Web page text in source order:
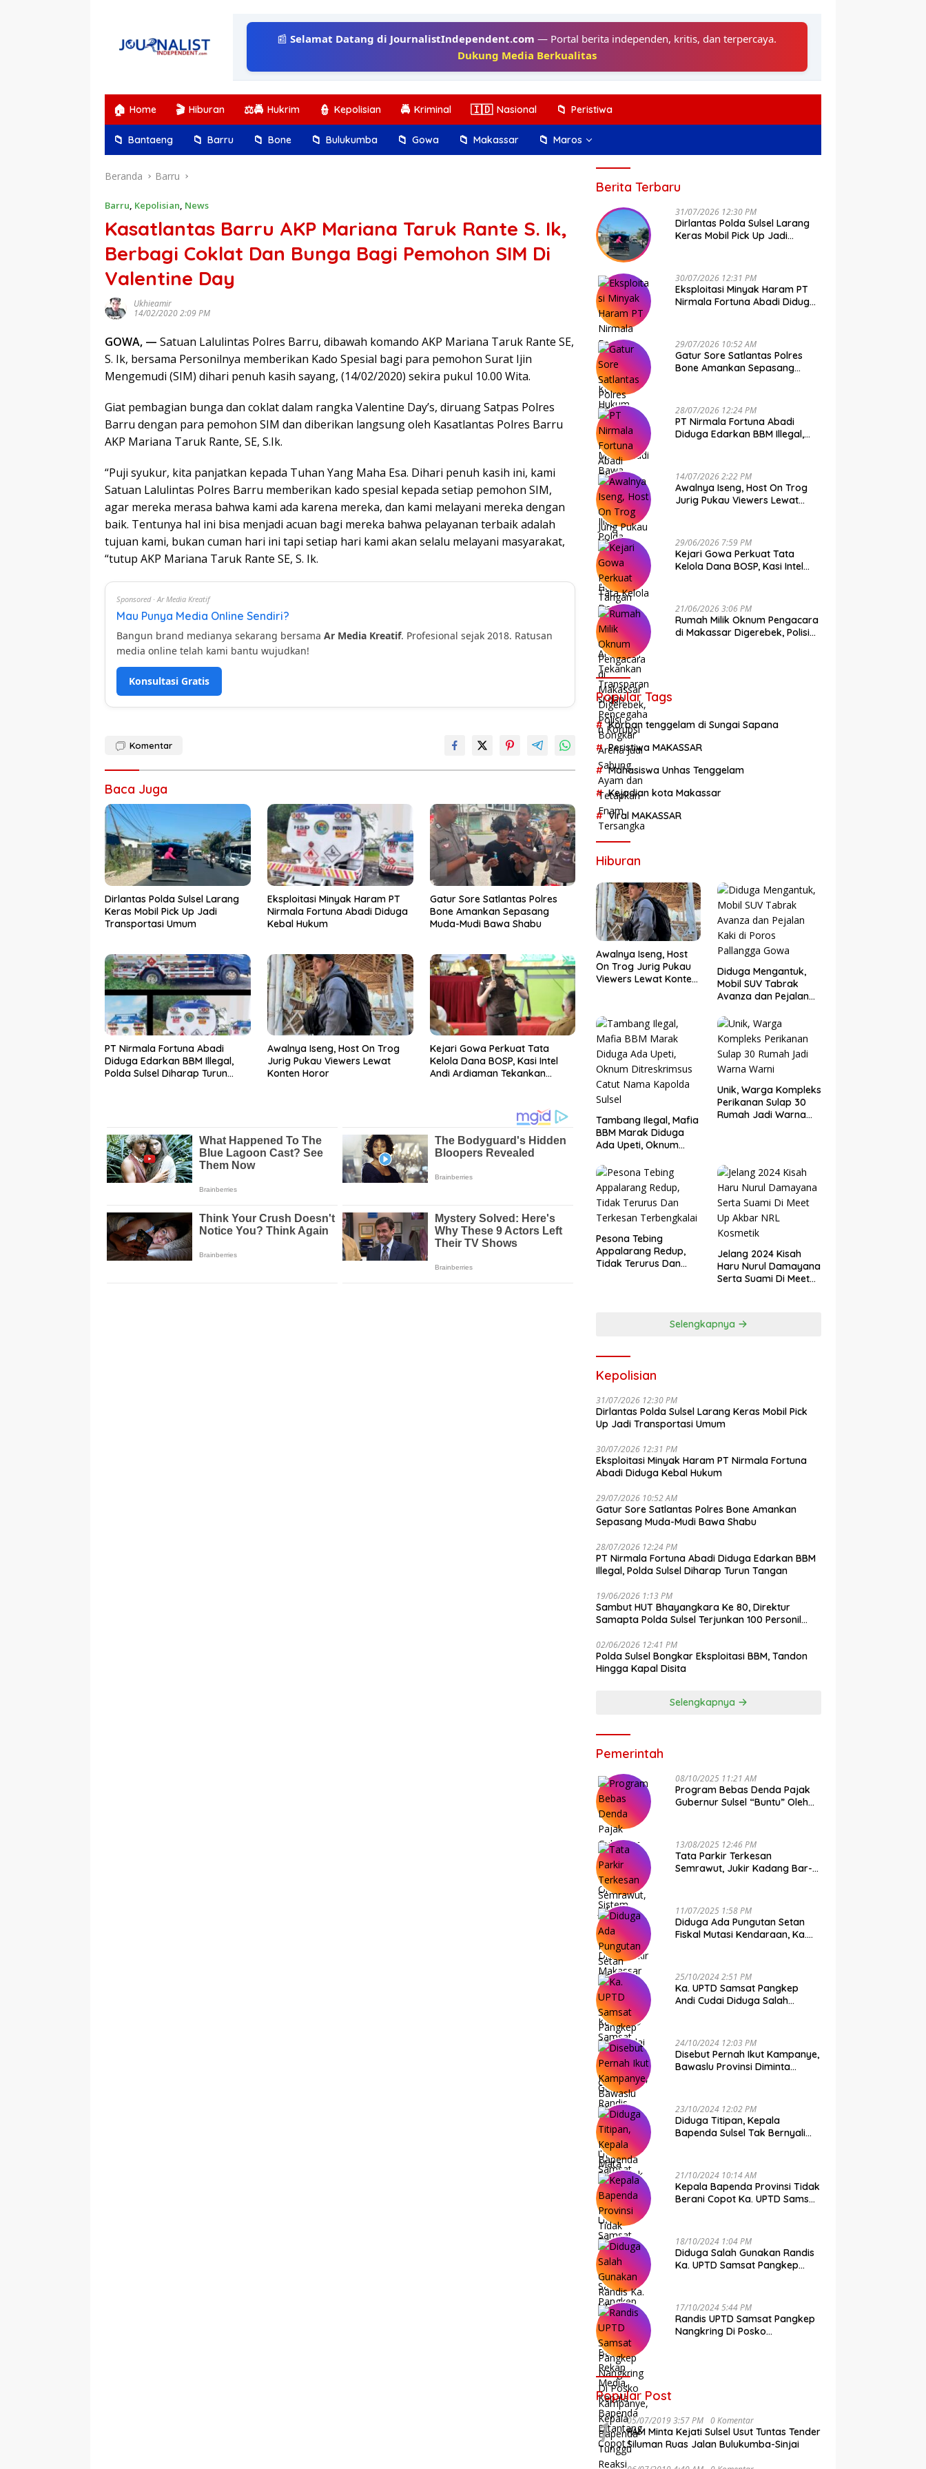
📰Selamat Datang di JournalistIndependent.com — Portal berita independen, kritis, dan terpercaya.
Dukung Media Berkualitas
🏠 Home 🎬 Hiburan ⚖️🚔 Hukrim 👮 Kepolisian 🚔 Kriminal 🇮🇩 Nasional 📁 Peristiwa
📁 Bantaeng 📁 Barru 📁 Bone 📁 Bulukumba 📁 Gowa 📁 Makassar 📁 Maros
Beranda Barru
Barru, Kepolisian, News
Kasatlantas Barru AKP Mariana Taruk Rante S. Ik,
Berbagi Coklat Dan Bunga Bagi Pemohon SIM Di
Valentine Day
Ukhieamir
14/02/2020 2:09 PM
GOWA, — Satuan Lalulintas Polres Barru, dibawah komando AKP Mariana Taruk Rante SE,
S. Ik, bersama Personilnya memberikan Kado Spesial bagi para pemohon Surat Ijin
Mengemudi (SIM) dihari penuh kasih sayang, (14/02/2020) sekira pukul 10.00 Wita.
Giat pembagian bunga dan coklat dalam rangka Valentine Day’s, diruang Satpas Polres
Barru dengan para pemohon SIM dan diberikan langsung oleh Kasatlantas Polres Barru
AKP Mariana Taruk Rante, SE, S.Ik.
“Puji syukur, kita panjatkan kepada Tuhan Yang Maha Esa. Dihari penuh kasih ini, kami
Satuan Lalulintas Polres Barru memberikan kado spesial kepada setiap pemohon SIM,
agar mereka merasa bahwa kami ada karena mereka, dan kami melayani mereka dengan
baik. Tentunya hal ini bisa menjadi acuan bagi mereka bahwa pelayanan terbaik adalah
tujuan kami, bukan cuman hari ini tapi setiap hari kami akan selalu melayani masyarakat,
“tutup AKP Mariana Taruk Rante SE, S. Ik.
Sponsored · Ar Media Kreatif
Mau Punya Media Online Sendiri?
Bangun brand medianya sekarang bersama Ar Media Kreatif. Profesional sejak 2018. Ratusan
media online telah kami bantu wujudkan!
Konsultasi Gratis
Komentar
Baca Juga
Dirlantas Polda Sulsel Larang
Keras Mobil Pick Up Jadi
Transportasi Umum
Eksploitasi Minyak Haram PT
Nirmala Fortuna Abadi Diduga
Kebal Hukum
Gatur Sore Satlantas Polres
Bone Amankan Sepasang
Muda-Mudi Bawa Shabu
PT Nirmala Fortuna Abadi
Diduga Edarkan BBM Illegal,
Polda Sulsel Diharap Turun
Awalnya Iseng, Host On Trog
Jurig Pukau Viewers Lewat
Konten Horor
Kejari Gowa Perkuat Tata
Kelola Dana BOSP, Kasi Intel
Andi Ardiaman Tekankan
Berita Terbaru
31/07/2026 12:30 PM
Dirlantas Polda Sulsel Larang
Keras Mobil Pick Up Jadi
30/07/2026 12:31 PM
Eksploitasi Minyak Haram PT
Nirmala Fortuna Abadi Diduga
29/07/2026 10:52 AM
Gatur Sore Satlantas Polres
Bone Amankan Sepasang
28/07/2026 12:24 PM
PT Nirmala Fortuna Abadi
Diduga Edarkan BBM Illegal,
14/07/2026 2:22 PM
Awalnya Iseng, Host On Trog
Jurig Pukau Viewers Lewat
29/06/2026 7:59 PM
Kejari Gowa Perkuat Tata
Kelola Dana BOSP, Kasi Intel
Korupsi
21/06/2026 3:06 PM
Rumah Milik Oknum Pengacara
di Makassar Digerebek, Polisi
Popular Tags
Korban tenggelam di Sungai Sapana
Peristiwa MAKASSAR
Mahasiswa Unhas Tenggelam
Kejadian kota Makassar
Viral MAKASSAR
Hiburan
Awalnya Iseng, Host
On Trog Jurig Pukau
Viewers Lewat Konten
Diduga Mengantuk,
Mobil SUV Tabrak
Avanza dan Pejalan
Pallangga Gowa
Tambang Ilegal, Mafia
BBM Marak Diduga
Ada Upeti, Oknum
Nama Kapolda Sulsel
Unik, Warga Kompleks
Perikanan Sulap 30
Rumah Jadi Warna
Pesona Tebing
Appalarang Redup,
Tidak Terurus Dan
Jelang 2024 Kisah
Haru Nurul Damayana
Serta Suami Di Meet
Selengkapnya
Kepolisian
31/07/2026 12:30 PM
Dirlantas Polda Sulsel Larang Keras Mobil Pick
Up Jadi Transportasi Umum
30/07/2026 12:31 PM
Eksploitasi Minyak Haram PT Nirmala Fortuna
Abadi Diduga Kebal Hukum
29/07/2026 10:52 AM
Gatur Sore Satlantas Polres Bone Amankan
Sepasang Muda-Mudi Bawa Shabu
28/07/2026 12:24 PM
PT Nirmala Fortuna Abadi Diduga Edarkan BBM
Illegal, Polda Sulsel Diharap Turun Tangan
19/06/2026 1:13 PM
Sambut HUT Bhayangkara Ke 80, Direktur
Samapta Polda Sulsel Terjunkan 100 Personil
02/06/2026 12:41 PM
Polda Sulsel Bongkar Eksploitasi BBM, Tandon
Hingga Kapal Disita
Selengkapnya
Pemerintah
08/10/2025 11:21 AM
Program Bebas Denda Pajak
Gubernur Sulsel “Buntu” Oleh
13/08/2025 12:46 PM
Tata Parkir Terkesan
Semrawut, Jukir Kadang Bar-
11/07/2025 1:58 PM
Diduga Ada Pungutan Setan
Fiskal Mutasi Kendaraan, Ka.
25/10/2024 2:51 PM
Ka. UPTD Samsat Pangkep
Andi Cudai Diduga Salah
24/10/2024 12:03 PM
Disebut Pernah Ikut Kampanye,
Bawaslu Provinsi Diminta
23/10/2024 12:02 PM
Diduga Titipan, Kepala
Bapenda Sulsel Tak Bernyali
21/10/2024 10:14 AM
Kepala Bapenda Provinsi Tidak
Berani Copot Ka. UPTD Samsat
18/10/2024 1:04 PM
Diduga Salah Gunakan Randis
Ka. UPTD Samsat Pangkep
17/10/2024 5:44 PM
Randis UPTD Samsat Pangkep
Nangkring Di Posko
Popular Post
1 05/07/2019 3:57 PM 0 Komentar
FAM Minta Kejati Sulsel Usut Tuntas Tender
Siluman Ruas Jalan Bulukumba-Sinjai